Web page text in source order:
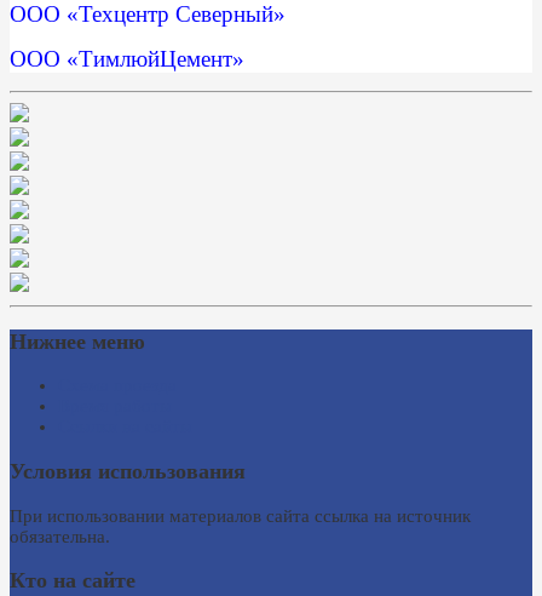
ООО «Техцентр Северный»
ООО «ТимлюйЦемент»
Нижнее меню
Условия использования
При использовании материалов сайта ссылка на источник
обязательна.
Кто на сайте